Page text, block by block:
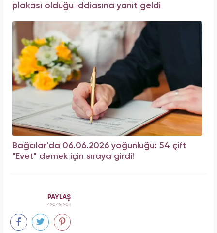
plakası olduğu iddiasına yanıt geldi
Bağcılar'da 06.06.2026 yoğunluğu: 54 çift
"Evet" demek için sıraya girdi!
PAYLAŞ